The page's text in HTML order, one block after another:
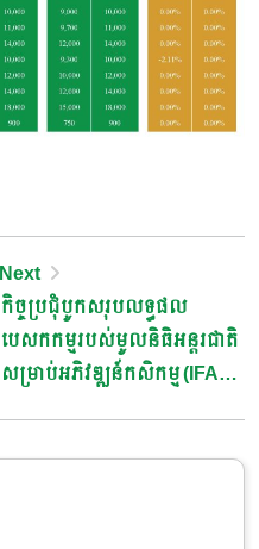
Next
កិច្ចប្រជុំបូកសរុបលទ្ធផល
បេសកកម្មរបស់មូលនិធិអន្តរជាតិ
សម្រាប់អភិវឌ្ឍន៍កសិកម្ម (IFAD)